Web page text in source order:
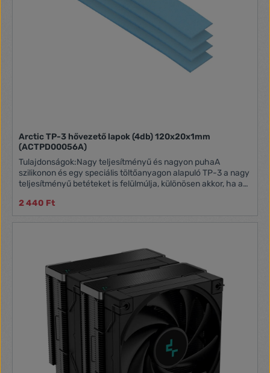
Arctic TP-3 hővezető lapok (4db) 120x20x1mm
(ACTPD00056A)
Tulajdonságok:Nagy teljesítményű és nagyon puhaA
szilikonon és egy speciális töltőanyagon alapuló TP-3 a nagy
teljesítményű betéteket is felülmúlja, különösen akkor, ha a
közeli forgácsok magasságkülönbségei fordulnak elő. A TP-3
a rendkívül alacsony keménység ellenére kiváló hővezető
azt jelenti, hogy számos alkalmazási területen optimális és
biztonságos hőátadás biztosítható.
2 440 Ft